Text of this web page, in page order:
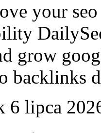
your
grow
backlinks
6 lipca